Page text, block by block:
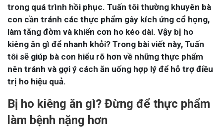
trong quá trình hồi phục. Tuấn tôi thường khuyên bà
con cần tránh các thực phẩm gây kích ứng cổ họng,
làm tăng đờm và khiến cơn ho kéo dài. Vậy bị ho
kiêng ăn gì để nhanh khỏi? Trong bài viết này, Tuấn
tôi sẽ giúp bà con hiểu rõ hơn về những thực phẩm
nên tránh và gợi ý cách ăn uống hợp lý để hỗ trợ điều
trị ho hiệu quả.
Bị ho kiêng ăn gì? Đừng để thực phẩm
làm bệnh nặng hơn